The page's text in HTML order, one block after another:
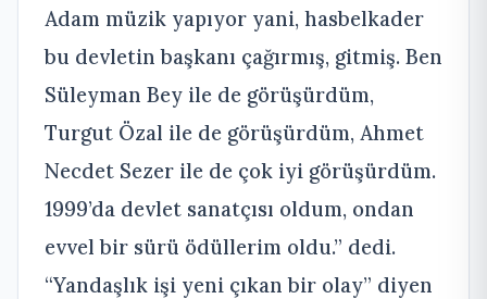
Adam müzik yapıyor yani, hasbelkader
bu devletin başkanı çağırmış, gitmiş. Ben
Süleyman Bey ile de görüşürdüm,
Turgut Özal ile de görüşürdüm, Ahmet
Necdet Sezer ile de çok iyi görüşürdüm.
1999’da devlet sanatçısı oldum, ondan
evvel bir sürü ödüllerim oldu.” dedi.
“Yandaşlık işi yeni çıkan bir olay” diyen